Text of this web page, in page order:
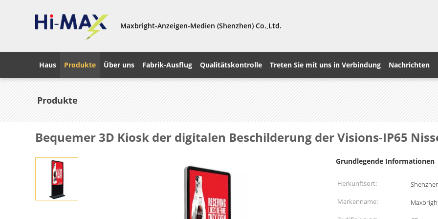
Maxbright-Anzeigen-Medien (Shenzhen) Co.,Ltd.
Haus Produkte Über uns Fabrik-Ausflug Qualitätskontrolle Treten Sie mit uns in Verbindung Nachrichten
Produkte
Bequemer 3D Kiosk der digitalen Beschilderung der Visions-IP65
Grundlegende Informationen
Herkunftsort:
Markenname: